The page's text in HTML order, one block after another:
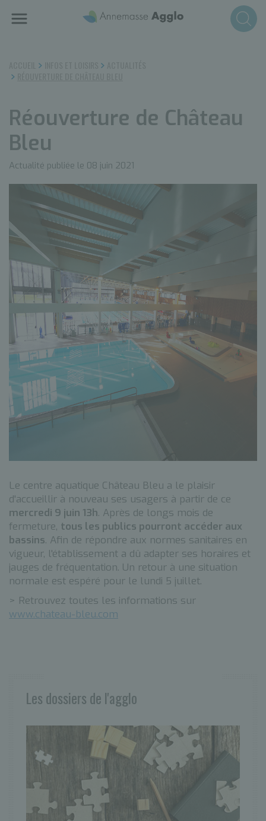
Réouverture de Château
Bleu
Actualité publiée le 08 juin 2021
Le centre aquatique Château Bleu a le plaisir
d'accueillir à nouveau ses usagers à partir de ce
mercredi 9 juin 13h. Après de longs mois de
fermeture, tous les publics pourront accéder aux
bassins. Afin de répondre aux normes sanitaires en
vigueur, l'établissement a dû adapter ses horaires et
jauges de fréquentation. Un retour à une situation
normale est espéré pour le lundi 5 juillet.
> Retrouvez toutes les informations sur
www.chateau-bleu.com
Les dossiers de l'agglo